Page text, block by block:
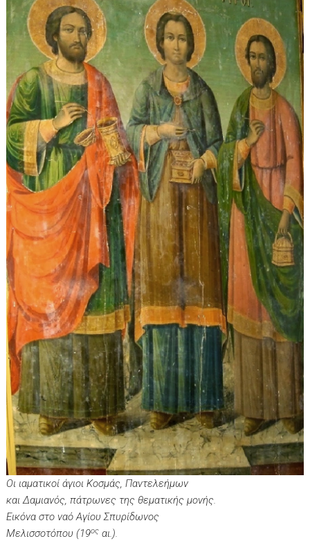
Οι ιαματικοί άγιοι Κοσμάς, Παντελεήμων
και Δαμιανός, πάτρωνες της θεματικής μονής.
Εικόνα στο ναό Αγίου Σπυρίδωνος
Μελισσοτόπου (19ος αι.).